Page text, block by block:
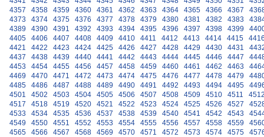
4357
4358 4359 4360 4361 4362 4363 4364 4365 4366 4367
4373
4374 4375 4376 4377 4378 4379 4380 4381 4382 4383
4389
4390 4391 4392 4393 4394 4395 4396 4397 4398 4399
4405
4406 4407 4408 4409 4410 4411 4412 4413 4414 4415
4421
4422 4423 4424 4425 4426 4427 4428 4429 4430 4431
4437
4438 4439 4440 4441 4442 4443 4444 4445 4446 4447
4453
4454 4455 4456 4457 4458 4459 4460 4461 4462 4463
4469
4470 4471 4472 4473 4474 4475 4476 4477 4478 4479
4485
4486 4487 4488 4489 4490 4491 4492 4493 4494 4495
4501
4502 4503 4504 4505 4506 4507 4508 4509 4510 4511
4517
4518 4519 4520 4521 4522 4523 4524 4525 4526 4527
4533
4534 4535 4536 4537 4538 4539 4540 4541 4542 4543
4549
4550 4551 4552 4553 4554 4555 4556 4557 4558 4559
4565
4566 4567 4568 4569 4570 4571 4572 4573 4574 4575